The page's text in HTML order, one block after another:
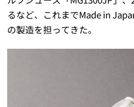
るなど、これまでMade in
の製造を担ってきた。